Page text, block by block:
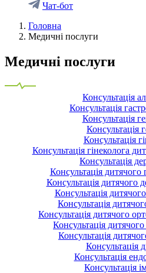
Чат-бот
Головна
Медичні послуги
Медичні послуги
Консультація
Консультація
Консультація
Консультація
Консультація
Консультація гінеколога
Консультація
Консультація дитячого
Консультація дитячого
Консультація
Консультація
Консультація дитячого
Консультація
Консультація
Консультація
Консультація
Консультація